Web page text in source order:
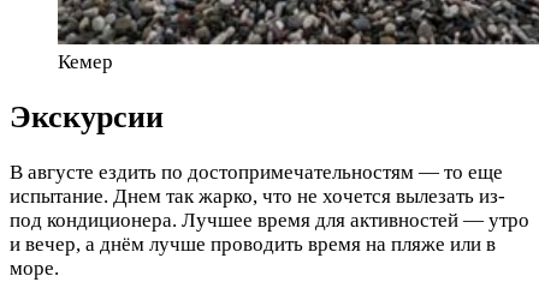
Кемер
Экскурсии
В августе ездить по достопримечательностям — то еще
испытание. Днем так жарко, что не хочется вылезать из-
под кондиционера. Лучшее время для активностей — утро
и вечер, а днём лучше проводить время на пляже или в
море.